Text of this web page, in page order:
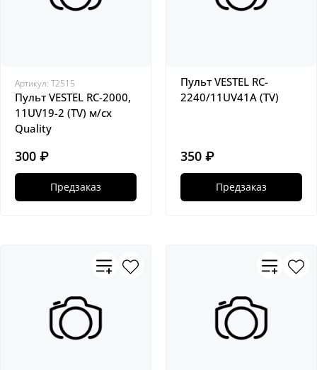
Артикул: Т2515
Пульт VESTEL RC-2000,
11UV19-2 (TV) м/сх
Quality
300 ₽
Предзаказ
Пульт VESTEL RC-
2240/11UV41A (TV)
350 ₽
Предзаказ